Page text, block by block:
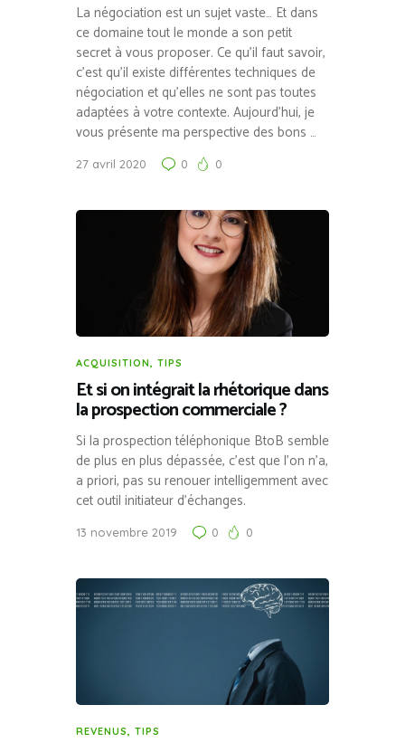
La négociation est un sujet vaste… Et dans
ce domaine tout le monde a son petit
secret à vous proposer. Ce qu’il faut savoir,
c’est qu’il existe différentes techniques de
négociation et qu’elles ne sont pas toutes
adaptées à votre contexte. Aujourd’hui, je
vous présente ma perspective des bons …
27 avril 2020 0 0
ACQUISITION, TIPS
Et si on intégrait la rhétorique dans
la prospection commerciale ?
Si la prospection téléphonique BtoB semble
de plus en plus dépassée, c’est que l’on n’a,
a priori, pas su renouer intelligemment avec
cet outil initiateur d’échanges.
13 novembre 2019 0 0
REVENUS, TIPS